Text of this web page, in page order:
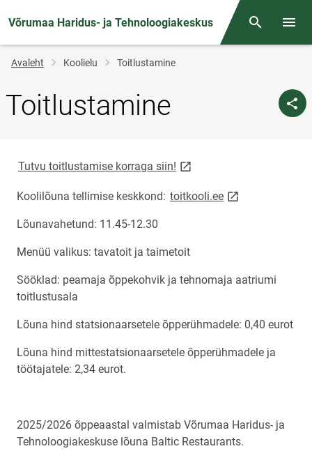
Võrumaa Haridus- ja Tehnoloogiakeskus Otsing
Jälglink
Avaleht Koolielu Toitlustamine
Toitlustamine
Tutvu toitlustamise korraga siin! link opens on new page
Koolilõuna tellimise keskkond: toitkooli.eelink opens on
Lõunavahetund: 11.45-12.30
Menüü valikus: tavatoit ja taimetoit
Sööklad: peamaja õppekohvik ja tehnomaja aatriumi
toitlustusala
Lõuna hind statsionaarsetele õpperühmadele: 0,40 eurot
Lõuna hind mittestatsionaarsetele õpperühmadele ja
töötajatele: 2,34 eurot.
2025/2026 õppeaastal valmistab Võrumaa Haridus- ja
Tehnoloogiakeskuse lõuna Baltic Restaurants.